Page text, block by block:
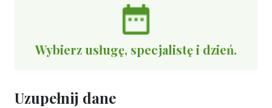
Wybierz usługę, specjalistę i dzień.
Uzupełnij dane